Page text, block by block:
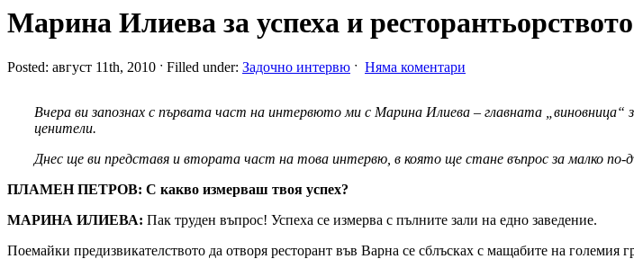
Марина Илиева за успеха и ресторантьорството
Posted: август 11th, 2010 ˑ Filled under: Задочно интервю ˑ Няма коментари
Вчера ви запознах с първата част на интервюто ми с Марина Илиева – главната
ценители.
Днес ще ви представя и втората част на това интервю, в която ще стане въпрос за малко по-
ПЛАМЕН ПЕТРОВ: С какво измерваш твоя успех?
МАРИНА ИЛИЕВА: Пак труден въпрос! Успеха се измерва с пълните зали на едно заведение.
Поемайки предизвикателството да отворя ресторант във Варна се сблъсках с мащабите на големия